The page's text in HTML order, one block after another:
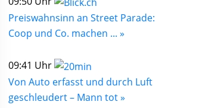
Preiswahnsinn an Street Parade:
Coop und Co. machen ... »
09:41 Uhr
Von Auto erfasst und durch Luft
geschleudert – Mann tot »